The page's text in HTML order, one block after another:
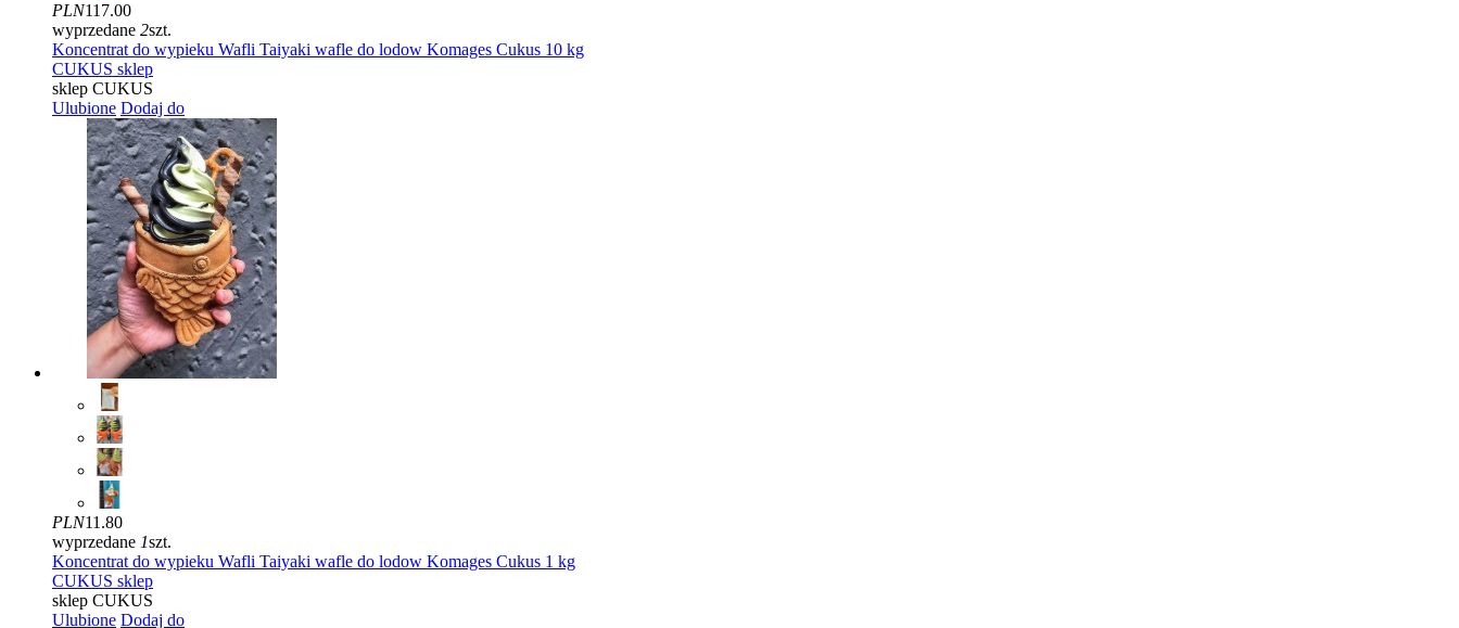
PLN117.00
wyprzedane 2szt.
Koncentrat do wypieku Wafli Taiyaki wafle do lodow Komages Cukus 10 kg
CUKUS sklep
sklep CUKUS
Ulubione Dodaj do
PLN11.80
wyprzedane 1szt.
Koncentrat do wypieku Wafli Taiyaki wafle do lodow Komages Cukus 1 kg
CUKUS sklep
sklep CUKUS
Ulubione Dodaj do